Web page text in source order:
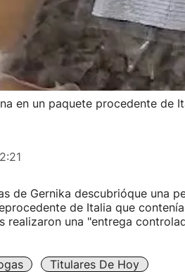
en un paquete procedente de
de Gernika descubrióque una
de Italia que
realizaron una "entrega
Titulares De Hoy